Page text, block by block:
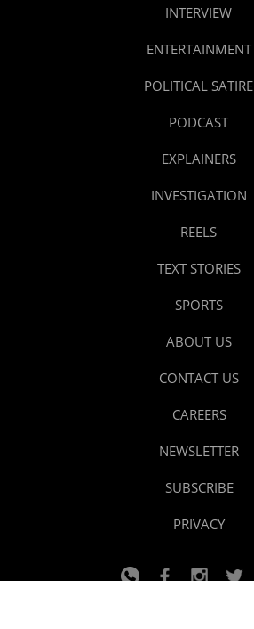
INTERVIEW
ENTERTAINMENT
POLITICAL SATIRE
PODCAST
EXPLAINERS
INVESTIGATION
REELS
TEXT STORIES
SPORTS
ABOUT US
CONTACT US
CAREERS
NEWSLETTER
SUBSCRIBE
PRIVACY